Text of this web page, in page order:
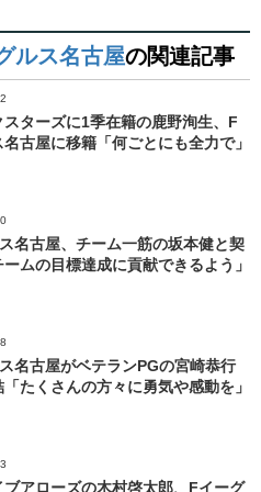
ルス名古屋の関連記事
ターズに1季在籍の鹿野洵生、F
古屋に移籍「何ごとにも全力で」
名古屋、チーム一筋の坂本健と契
ムの目標達成に貢献できるよう」
名古屋がベテランPGの宮崎恭行
たくさんの方々に勇気や感動を」
ブアローズの木村啓太郎、Fイーグ